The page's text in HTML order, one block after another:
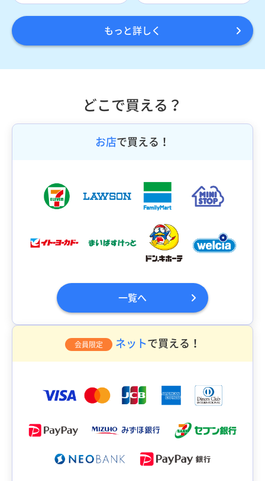
もっと詳しく
どこで買える？
お店で買える！
一覧へ
会員限定 ネットで買える！